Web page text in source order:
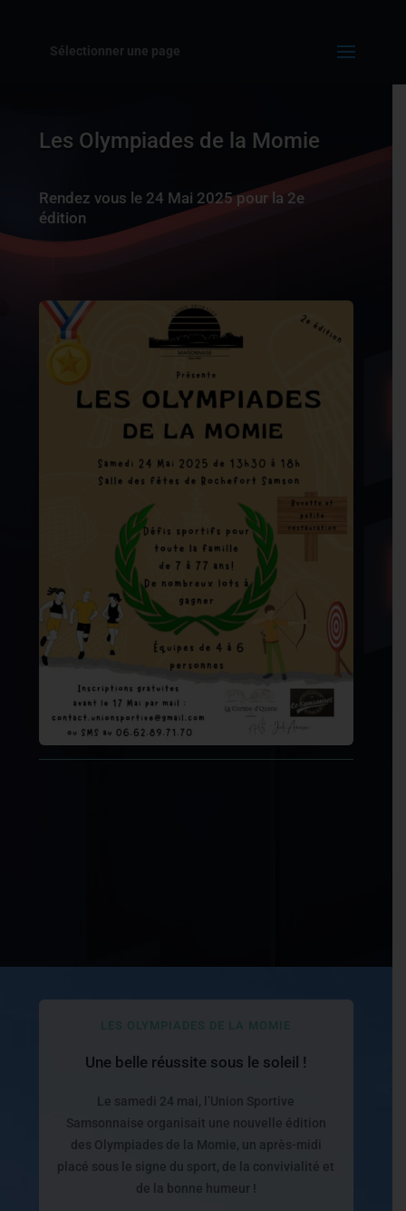
Sélectionner une page
Les Olympiades de la Momie
Rendez vous le 24 Mai 2025 pour la 2e
édition
LES OLYMPIADES DE LA MOMIE
Une belle réussite sous le soleil !
Le samedi 24 mai, l’Union Sportive
Samsonnaise organisait une nouvelle édition
des Olympiades de la Momie, un après-midi
placé sous le signe du sport, de la convivialité et
de la bonne humeur !